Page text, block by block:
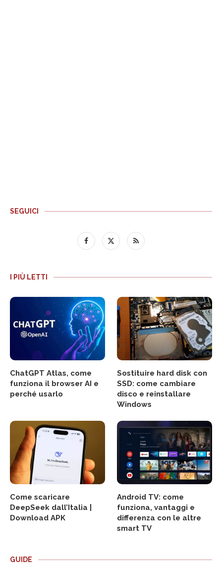
SEGUICI
I PIÙ LETTI
ChatGPT Atlas, come
funziona il browser AI e
perché usarlo
Sostituire hard disk con
SSD: come cambiare
disco e reinstallare
Windows
Come scaricare
DeepSeek dall’Italia |
Download APK
Android TV: come
funziona, vantaggi e
differenza con le altre
smart TV
GUIDE